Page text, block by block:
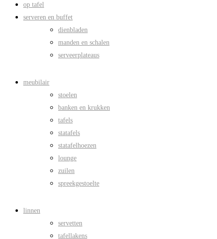
op tafel
serveren en buffet
dienbladen
manden en schalen
serveerplateaus
meubilair
stoelen
banken en krukken
tafels
statafels
statafelhoezen
lounge
zuilen
spreekgestoelte
linnen
servetten
tafellakens